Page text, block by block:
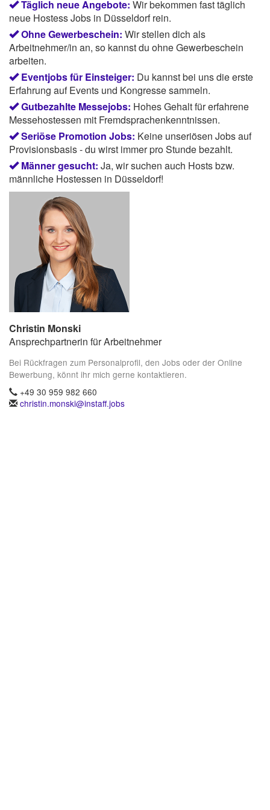
Täglich neue Angebote: Wir bekommen fast täglich
neue Hostess Jobs in Düsseldorf rein.
Ohne Gewerbeschein: Wir stellen dich als
Arbeitnehmer/in an, so kannst du ohne Gewerbeschein
arbeiten.
Eventjobs für Einsteiger: Du kannst bei uns die erste
Erfahrung auf Events und Kongresse sammeln.
Gutbezahlte Messejobs: Hohes Gehalt für erfahrene
Messehostessen mit Fremdsprachenkenntnissen.
Seriöse Promotion Jobs: Keine unseriösen Jobs auf
Provisionsbasis - du wirst immer pro Stunde bezahlt.
Männer gesucht: Ja, wir suchen auch Hosts bzw.
männliche Hostessen in Düsseldorf!
Christin Monski
Ansprechpartnerin für Arbeitnehmer
Bei Rückfragen zum Personalprofil, den Jobs oder der Online
Bewerbung, könnt ihr mich gerne kontaktieren.
+49 30 959 982 660
christin.monski@instaff.jobs